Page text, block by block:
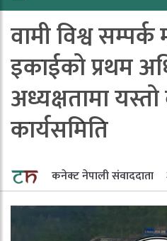
वामी विश्व
इकाईको प्रथम
अध्यक्षतामा
कार्यसमिति
कनेक्ट नेपाली संवाददाता